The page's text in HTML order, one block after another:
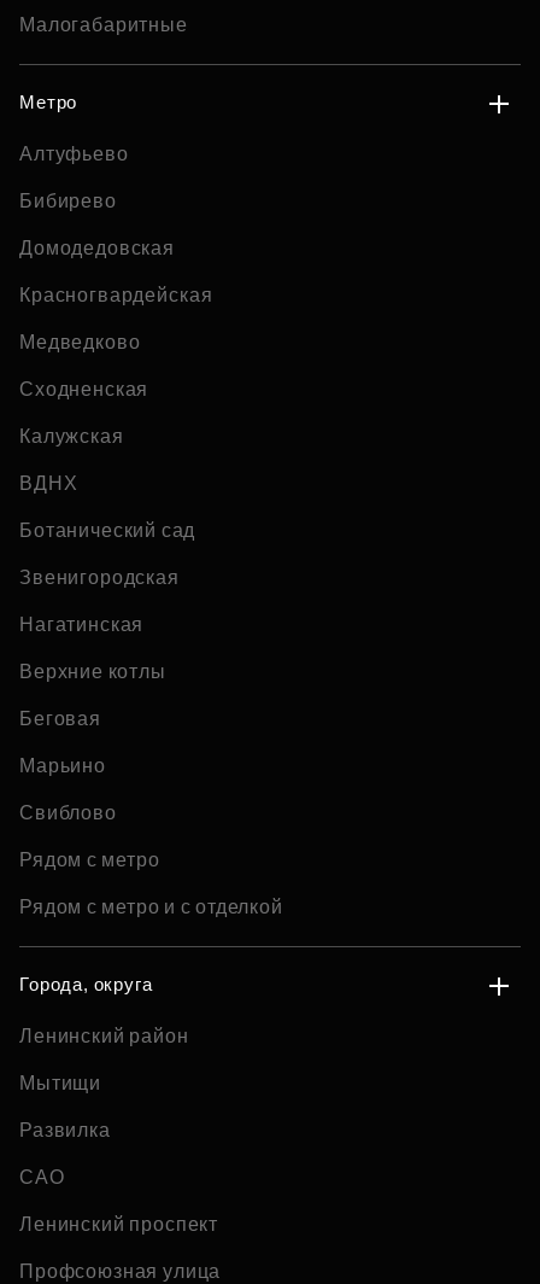
Малогабаритные
Метро
Алтуфьево
Бибирево
Домодедовская
Красногвардейская
Медведково
Сходненская
Калужская
ВДНХ
Ботанический сад
Звенигородская
Нагатинская
Верхние котлы
Беговая
Марьино
Свиблово
Рядом с метро
Рядом с метро и с отделкой
Города, округа
Ленинский район
Мытищи
Развилка
САО
Ленинский проспект
Профсоюзная улица